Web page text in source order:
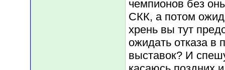
чемпионов без
СКК, а потом
хрень вы тут
ожидать отказа в
выставок? И